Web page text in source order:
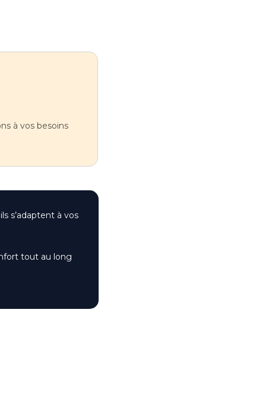
à vos besoins
s’adaptent à vos
tout au long